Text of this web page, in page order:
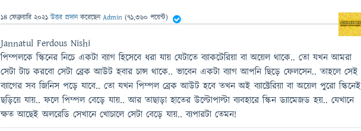
14 ফেব্রুয়ারি 2021 উত্তর প্রদান করেছেনAdmin (71,360 পয়েন্ট)
Jannatul Ferdous Nishi
পিম্পলকে স্কিনের নিচে একটা ব্যাগ হিসেবে ধরা যায় যেটাতে ব্যাকটেরিয়া বা অয়েল থাকে.. তো যখন আমরা
সেটা টাচ করবো সেটা ব্রেক আউট হবার চান্স থাকে.. ভাবেন একটা ব্যাগ আপনি ছিড়ে ফেলসেন.. তাহলে সেই
ব্যাগের সব জিনিস পড়ে যাবে.. তো যখন পিম্পল ব্রেক আউট হবে তখন অই ব্যাক্টেরিয়া বা অয়েল পুরো স্কিনেই
ছড়িয়ে যায়.. ফলে পিম্পল বেড়ে যায়.. আর তাছাড়া হাতের উল্টোপাল্টা ব্যবহারে স্কিন ড্যামেজড হয়.. যেখানে
ক্ষত আছেই অলরেডি সেখানে খোচালে সেটা বেড়ে যায়.. ব্যপারটা তেমন!